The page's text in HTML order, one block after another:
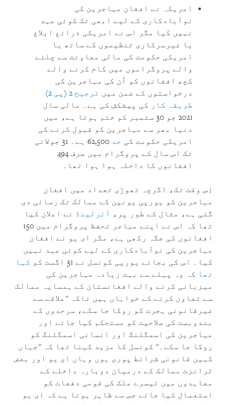
امریکہ نے افغان مہاجرین کی
نوآبادکاری کے لیے ابھی تک کوئی عہد
نہیں کیا مگر اس نے امریکی ذرائع ابلاغ
یا غیرسرکاری تنظیموں کے ساتھ یا
امریکی حکومت کی مالی معاونت سے چلنے
والے پروگراموں میں کام کرنے والے
کچھ افغانوں کو اُن کی مہاجرین کی
درخواستوں کے ضمن میں
ترجیح 2 (پی 2)
طریقہ کار کی پیشکش کی ہے۔ مالی سال
2021 جو 30 ستمبر کو ختم ہوتا ہے، میں
دنیا بھر سے مہاجرین کو قبول کرنے کی
امریکی حکومت کی حد
62,500 ہے۔ 31 جولائی
تک اس سال کے پروگرام میں صرف 494
افغانوں کا داخلہ ہوا ہوا تھا۔
اِس وقت تک، اگرچہ تھوڑی تعداد میں افغان
مہاجرین کو یورپی یونین کے ممالک تک رسائی دی
گئی ہے، مثال کے طور پر، آئرلینڈ نے اعلان کیا
تھا کہ اس نے اپنے مہاجر تحفظ پروگرام میں 150
افغانوں کی جگہ رکھی ہے، مگر ای یو نے افغان
مہاجرین کی نوآبادکاری کے لیے کوئی عہد نہیں
کیا۔ اس کی بجائے یورپی کونسل نے 31 اگست کو
کہا
تھا کہ وہ پہلے سے بہت زيادہ مہاجرین کی
میزبانی کرنے والے افغانستان کے ہمسایہ ممالک
سے تعاون کرنے کے خواہاں ہیں تاکہ ''علاقے سے
غیرقانونی ہجرت کو روکا جا سکے، سرحدوں کے
بندوبست کی صلاحیت کو مستحکم کیا جائے اور
مہاجرین کی اسمگلنگ اور انسانی اسمگلنگ کو
روکا جا سکے۔'' کونسل کا مزید کہنا تھا کہ ''جہاں
کہیں قانونی شرائط پوری ہوں وہاں ای یو اور بعض
ٹرانزٹ ممالک کے درمیان دوبارہ داخلے کے
معاہدوں میں تیسرے ملک کی قومی دفعات کو
استعمال کیا جائے جس سے ظاہر ہوتا ہے کہ ای یو